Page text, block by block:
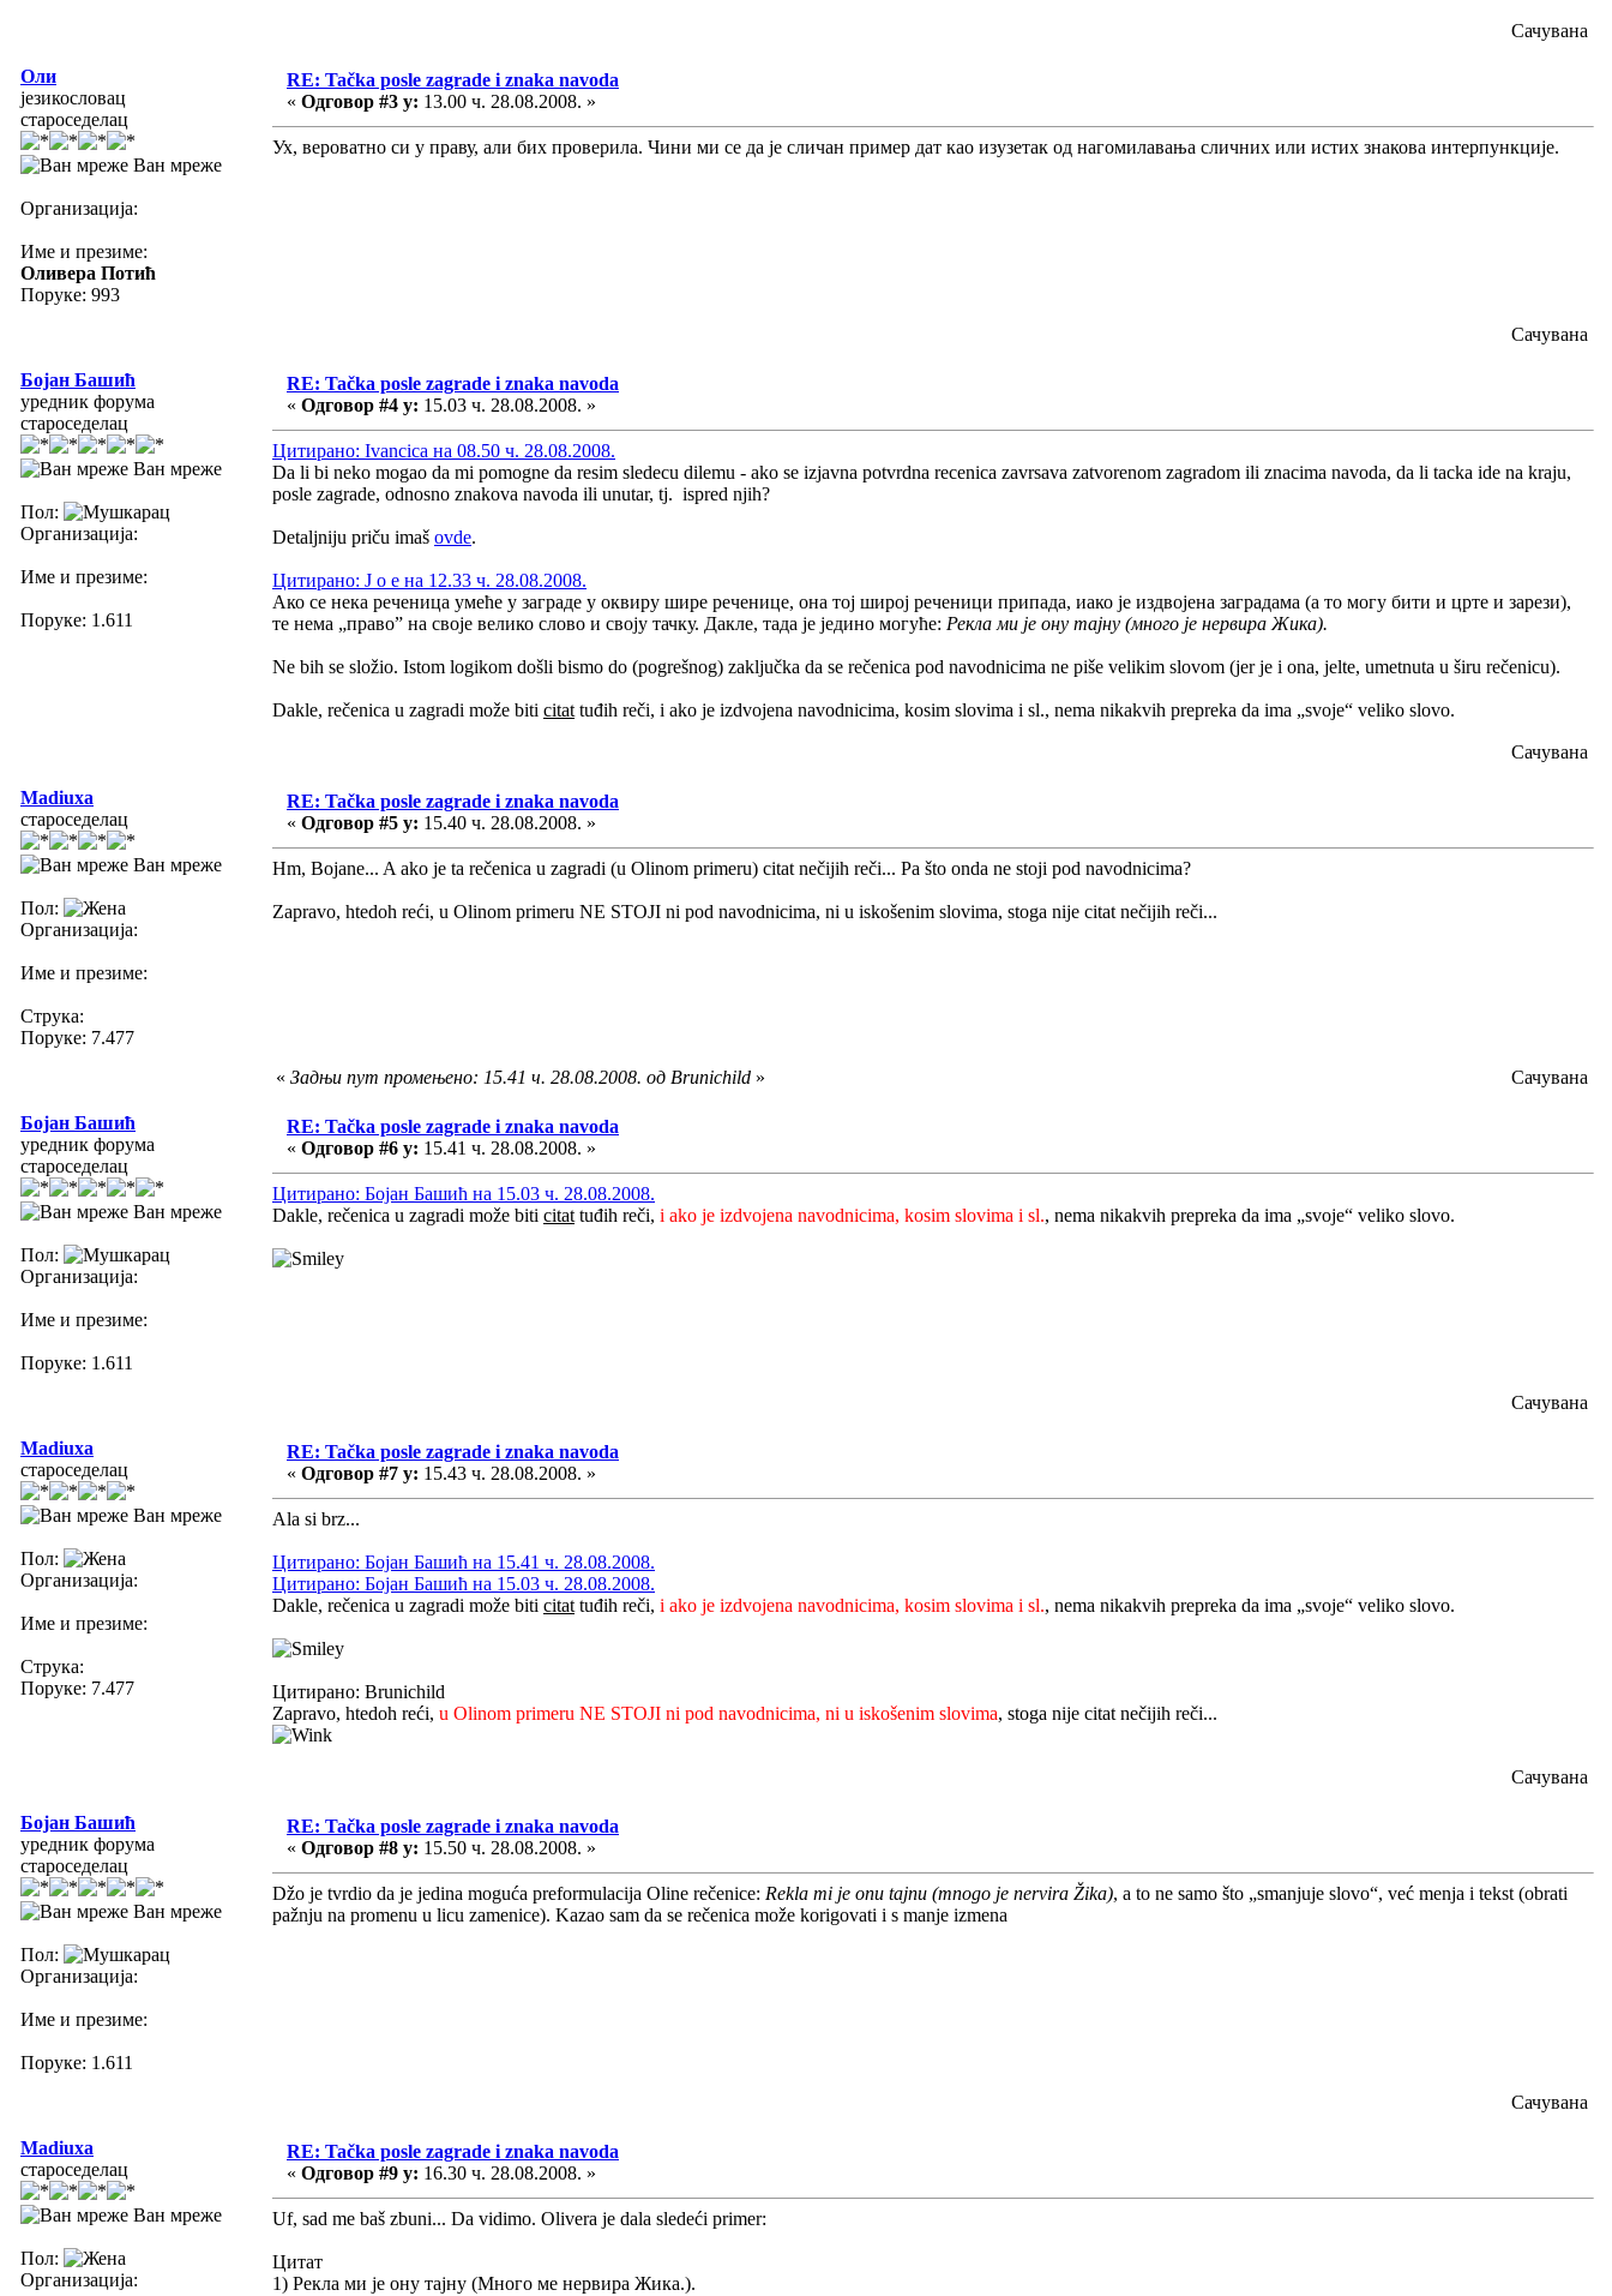
Сачувана
Оли
језикословац
староседелац
Ван мреже
Организација:
Име и презиме:
Оливера Потић
Поруке: 993
RE: Tačka posle zagrade i znaka navoda
« Одговор #3 у: 13.00 ч. 28.08.2008. »
Ух, вероватно си у праву, али бих проверила. Чини ми се да је сличан пример дат као изузетак од нагомилавања сличних или истих знакова интерпункције.
Сачувана
Бојан Башић
уредник форума
староседелац
Ван мреже
Пол:
Организација:
Име и презиме:
Поруке: 1.611
RE: Tačka posle zagrade i znaka navoda
« Одговор #4 у: 15.03 ч. 28.08.2008. »
Цитирано: Ivancica на 08.50 ч. 28.08.2008.
Da li bi neko mogao da mi pomogne da resim sledecu dilemu - ako se izjavna potvrdna recenica zavrsava zatvorenom zagradom ili znacima navoda, da li tacka ide na kraju,
posle zagrade, odnosno znakova navoda ili unutar, tj. ispred njih?
Detaljniju priču imaš ovde.
Цитирано: J o e на 12.33 ч. 28.08.2008.
Ако се нека реченица умеће у заграде у оквиру шире реченице, она тој широј реченици припада, иако је издвојена заградама (а то могу бити и црте и зарези),
те нема „право” на своје велико слово и своју тачку. Дакле, тада је једино могуће: Рекла ми је ону тајну (много је нервира Жика).
Ne bih se složio. Istom logikom došli bismo do (pogrešnog) zaključka da se rečenica pod navodnicima ne piše velikim slovom (jer je i ona, jelte, umetnuta u širu rečenicu).
Dakle, rečenica u zagradi može biti citat tuđih reči, i ako je izdvojena navodnicima, kosim slovima i sl., nema nikakvih prepreka da ima „svoje“ veliko slovo.
Сачувана
Madiuxa
староседелац
Ван мреже
Пол:
Организација:
Име и презиме:
Струка:
Поруке: 7.477
RE: Tačka posle zagrade i znaka navoda
« Одговор #5 у: 15.40 ч. 28.08.2008. »
Hm, Bojane... A ako je ta rečenica u zagradi (u Olinom primeru) citat nečijih reči... Pa što onda ne stoji pod navodnicima?
Zapravo, htedoh reći, u Olinom primeru NE STOJI ni pod navodnicima, ni u iskošenim slovima, stoga nije citat nečijih reči...
« Задњи пут промењено: 15.41 ч. 28.08.2008. од Brunichild » Сачувана
Бојан Башић
уредник форума
староседелац
Ван мреже
Пол:
Организација:
Име и презиме:
Поруке: 1.611
RE: Tačka posle zagrade i znaka navoda
« Одговор #6 у: 15.41 ч. 28.08.2008. »
Цитирано: Бојан Башић на 15.03 ч. 28.08.2008.
Dakle, rečenica u zagradi može biti citat tuđih reči, i ako je izdvojena navodnicima, kosim slovima i sl., nema nikakvih prepreka da ima „svoje“ veliko slovo.
Сачувана
Madiuxa
староседелац
Ван мреже
Пол:
Организација:
Име и презиме:
Струка:
Поруке: 7.477
RE: Tačka posle zagrade i znaka navoda
« Одговор #7 у: 15.43 ч. 28.08.2008. »
Ala si brz...
Цитирано: Бојан Башић на 15.41 ч. 28.08.2008.
Цитирано: Бојан Башић на 15.03 ч. 28.08.2008.
Dakle, rečenica u zagradi može biti citat tuđih reči, i ako je izdvojena navodnicima, kosim slovima i sl., nema nikakvih prepreka da ima „svoje“ veliko slovo.
Цитирано: Brunichild
Zapravo, htedoh reći, u Olinom primeru NE STOJI ni pod navodnicima, ni u iskošenim slovima, stoga nije citat nečijih reči...
Сачувана
Бојан Башић
уредник форума
староседелац
Ван мреже
Пол:
Организација:
Име и презиме:
Поруке: 1.611
RE: Tačka posle zagrade i znaka navoda
« Одговор #8 у: 15.50 ч. 28.08.2008. »
Džo je tvrdio da je jedina moguća preformulacija Oline rečenice: Rekla mi je onu tajnu (mnogo je nervira Žika), a to ne samo što „smanjuje slovo“, već menja i tekst (obrati
pažnju na promenu u licu zamenice). Kazao sam da se rečenica može korigovati i s manje izmena
Сачувана
Madiuxa
староседелац
Ван мреже
Пол:
Организација:
RE: Tačka posle zagrade i znaka navoda
« Одговор #9 у: 16.30 ч. 28.08.2008. »
Uf, sad me baš zbuni... Da vidimo. Olivera je dala sledeći primer:
Цитат
1) Рекла ми је ону тајну (Много ме нервира Жика.).